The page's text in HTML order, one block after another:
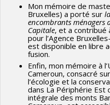
différentes zones clima-
communautés végétales,
citoyenne, infrastructures
percep/on du public,
Biodiversa +. European
subven/onnaire au Québec.
Secteur Nature et
nature (SFN) pour le
Mon mémoire de
Bruxelles) a porté sur
encombrants ménagers
Capitale, et a contribué
pour l’Agence
est disponible en libre
fusion.
Enfin, mon mémoire à
Cameroun, consacré
l’écologie et la
dans La Périphérie Est
intégrale des monts